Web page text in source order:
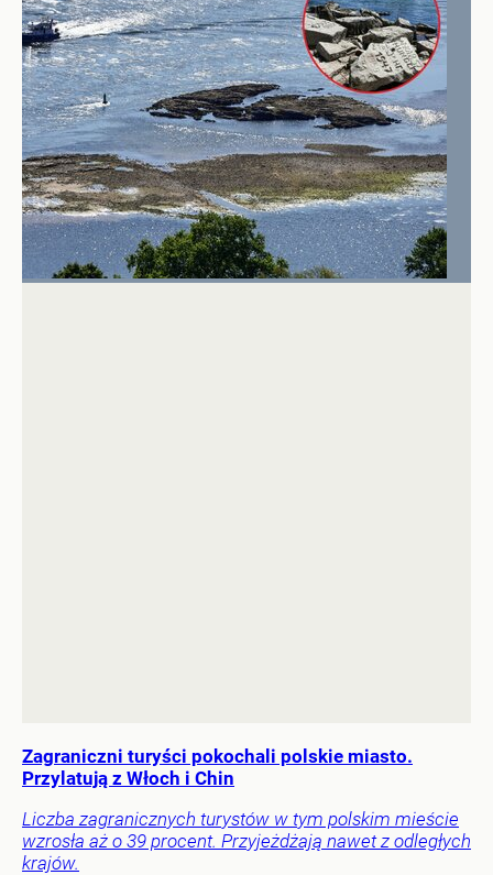
Zagraniczni turyści pokochali polskie miasto.
Przylatują z Włoch i Chin
Liczba zagranicznych turystów w tym polskim mieście
wzrosła aż o 39 procent. Przyjeżdżają nawet z odległych
krajów.